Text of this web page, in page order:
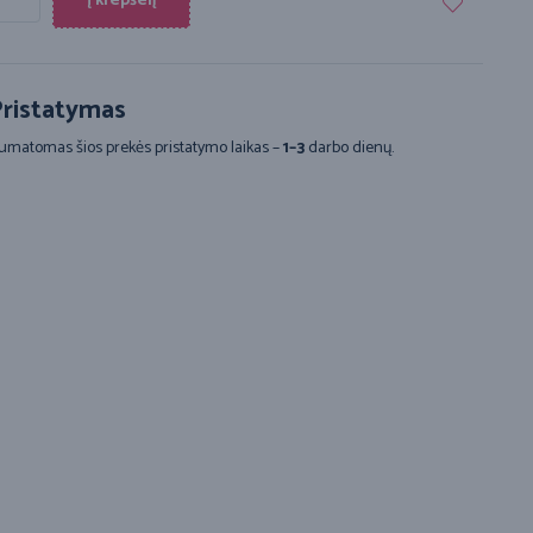
šios prekės pristatymo laikas –1–3darbo dienų.